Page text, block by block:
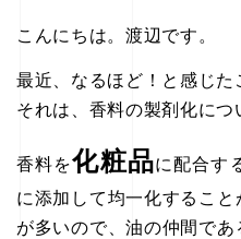
こんにちは。渡辺です。
最近、なるほど！と感じた
それは、香料の製剤化につ
香料を化粧品に配合す
に添加して均一化するこ
が多いので、油の仲間であ